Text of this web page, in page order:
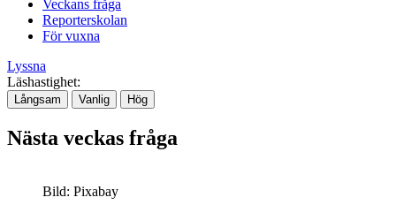
Veckans fråga
Reporterskolan
För vuxna
Lyssna
Läshastighet:
Långsam Vanlig Hög
Nästa veckas fråga
Bild: Pixabay